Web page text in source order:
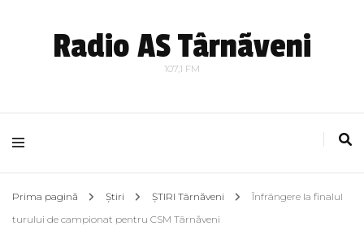
Radio AS Târnãveni
107,1 FM
Prima pagină Știri ȘTIRI Târnăveni
Înfrângere la finalul
turului de campionat pentru CSM Târnăveni